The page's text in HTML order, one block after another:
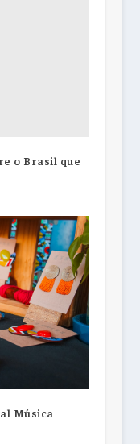
o Brasil que
Música